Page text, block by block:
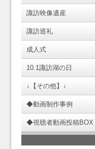
諏訪映像遺産
諏訪巡礼
成人式
10.1諏訪湖の日
↓【その他】↓
◆動画制作事例
◆視聴者動画投稿BOX